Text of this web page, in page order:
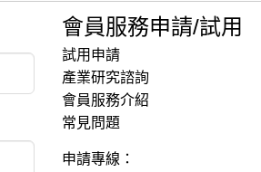
會員服務申請/試用
試用申請
產業研究諮詢
會員服務介紹
常見問題
申請專線：